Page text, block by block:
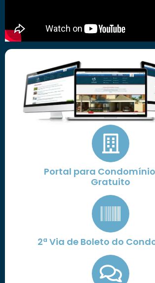
Portal para
Gratuito
2ª Via de Boleto do